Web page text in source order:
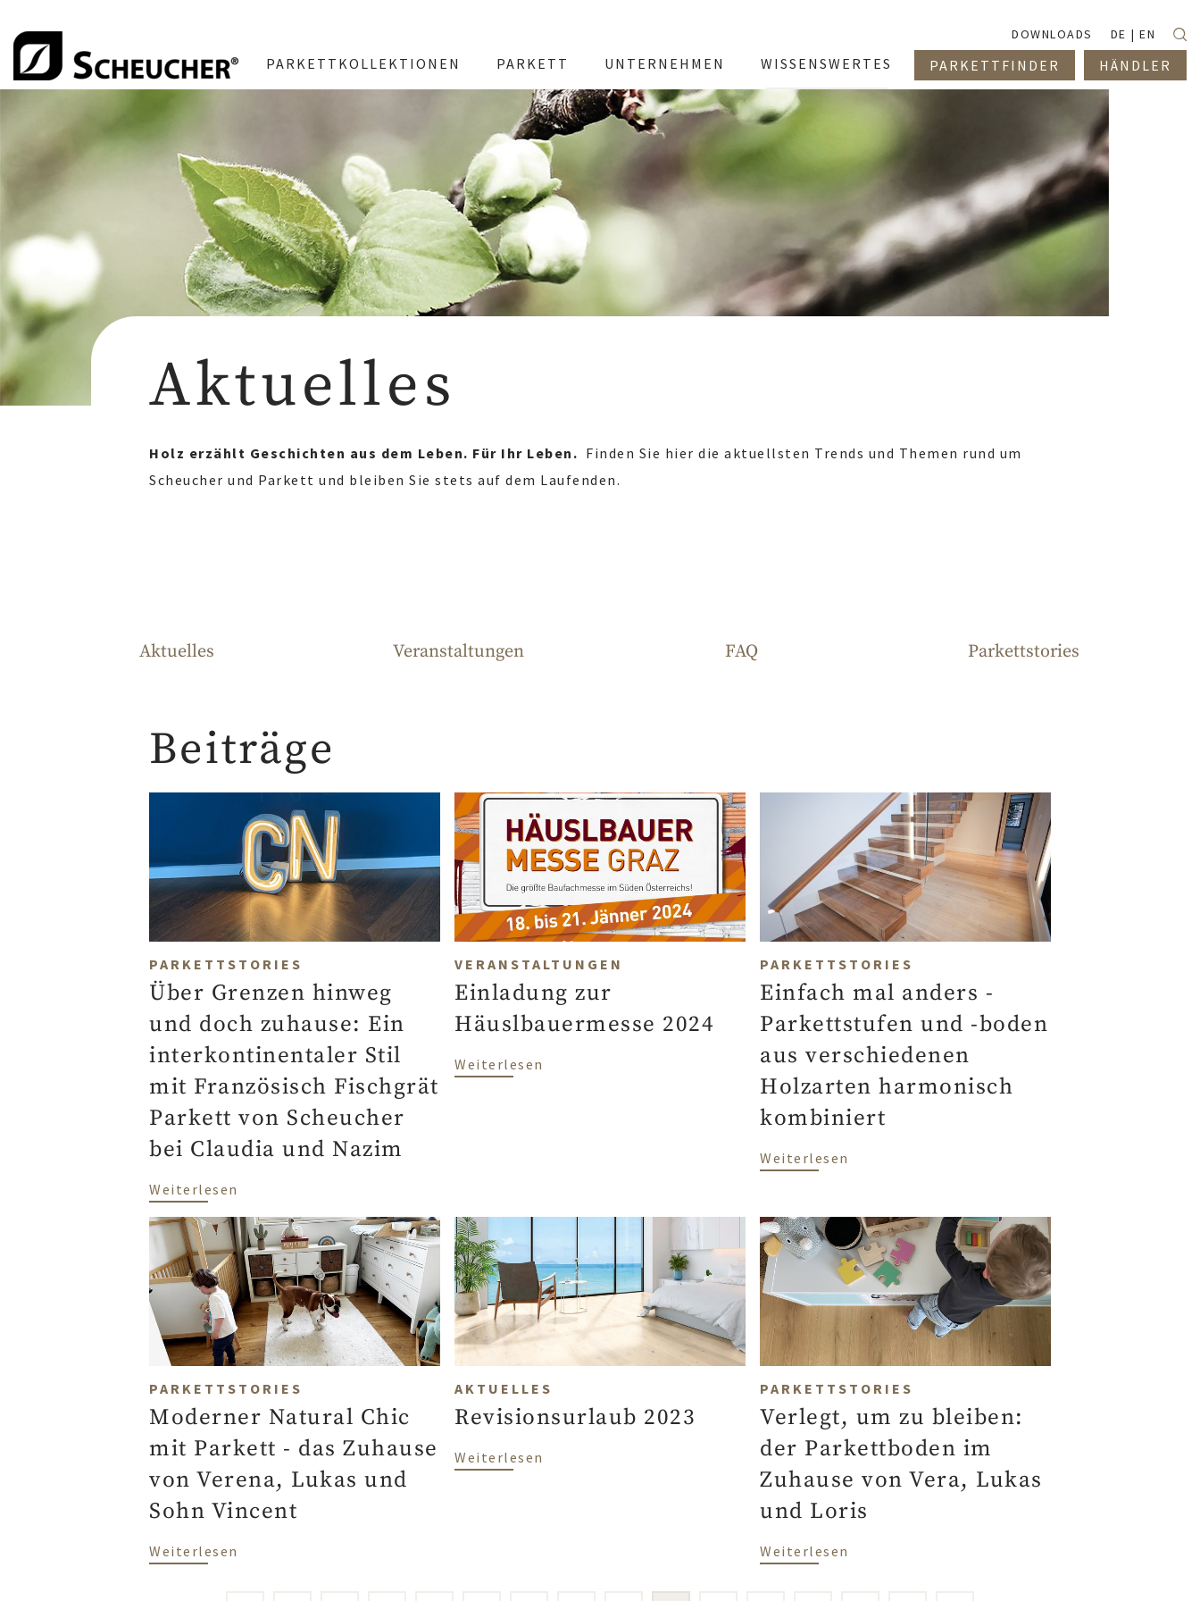
DOWNLOADS DE EN
PARKETTKOLLEKTIONEN PARKETT UNTERNEHMEN WISSENSWERTES PARKETTFINDER HÄNDLER
Aktuelles
Holz erzählt Geschichten aus dem Leben. Für Ihr Leben. Finden Sie hier die aktuellsten Trends und Themen rund um
Scheucher und Parkett und bleiben Sie stets auf dem Laufenden.
Aktuelles Veranstaltungen FAQ Parkettstories
Beiträge
PARKETTSTORIES
Über Grenzen hinweg
und doch zuhause: Ein
interkontinentaler Stil
mit Französisch Fischgrät
Parkett von Scheucher
bei Claudia und Nazim
Weiterlesen
VERANSTALTUNGEN
Einladung zur
Häuslbauermesse 2024
Weiterlesen über Einladung zur Häuslbauermesse 2024
PARKETTSTORIES
Einfach mal anders -
Parkettstufen und -boden
aus verschiedenen
Holzarten harmonisch
kombiniert
Weiterlesen
PARKETTSTORIES
Moderner Natural Chic
mit Parkett - das Zuhause
von Verena, Lukas und
Sohn Vincent
Weiterlesen über Moderner Natural Chic mit Parkett - das Zuhause von Verena, Lukas und Sohn Vincent
AKTUELLES
Revisionsurlaub 2023
Weiterlesen
PARKETTSTORIES
Verlegt, um zu bleiben:
der Parkettboden im
Zuhause von Vera, Lukas
und Loris
Weiterlesen